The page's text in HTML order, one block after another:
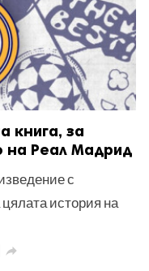
книга, за
на Реал Мадрид
с
цялата история на
